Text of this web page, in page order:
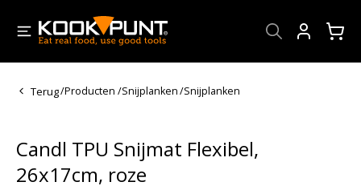
Terug/Producten /Snijplanken/Snijplanken
Candl TPU Snijmat Flexibel,
26x17cm, roze